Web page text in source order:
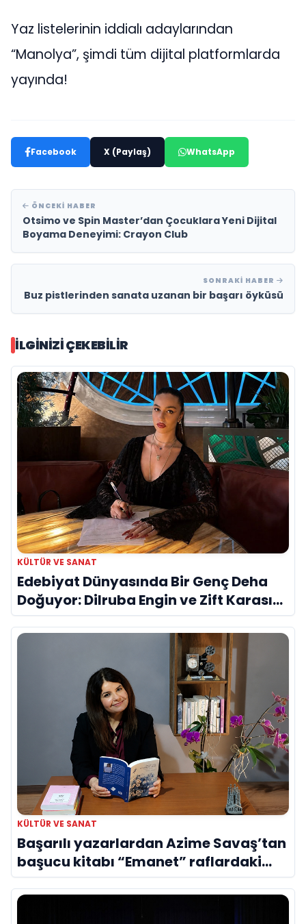
Yaz listelerinin iddialı adaylarından
“Manolya”, şimdi tüm dijital platformlarda
yayında!
Facebook X (Paylaş) WhatsApp
ÖNCEKI HABER
Otsimo ve Spin Master’dan Çocuklara Yeni Dijital
Boyama Deneyimi: Crayon Club
SONRAKI HABER
Buz pistlerinden sanata uzanan bir başarı öyküsü
İLGINIZI ÇEKEBILIR
KÜLTÜR VE SANAT
Edebiyat Dünyasında Bir Genç Deha
Doğuyor: Dilruba Engin ve Zift Karası
Evreni ‘AVENOİR’
KÜLTÜR VE SANAT
Başarılı yazarlardan Azime Savaş’tan
başucu kitabı “Emanet” raflardaki
yerini aldı